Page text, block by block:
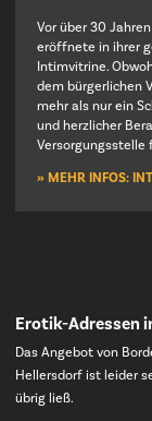
Vor über 30
eröffnete in ihrer
Intimvitrine.
dem bürgerlichen
mehr als nur ein
und herzlicher
» MEHR INFOS:
Erotik-Adressen
Das Angebot von
Hellersdorf ist leider
übrig ließ.